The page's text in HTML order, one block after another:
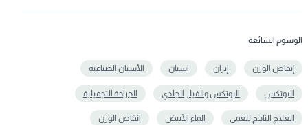
الوسوم الشائعة
إنقاص الوزن إيران اسنان الأسنان الصناعية
البوتكس البوتكس والفيلر الجلدي الجراحة التجميلية
العلاج الناجح للعمى الماء الأبيض انقاص الوزن